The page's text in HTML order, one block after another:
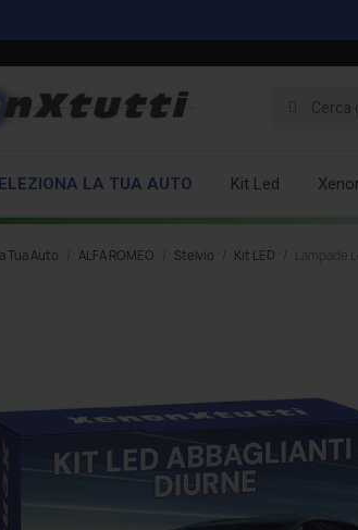
LA TUA AUTO Kit Led
Tua Auto ALFA ROMEO Stelvio Kit LED Lampade